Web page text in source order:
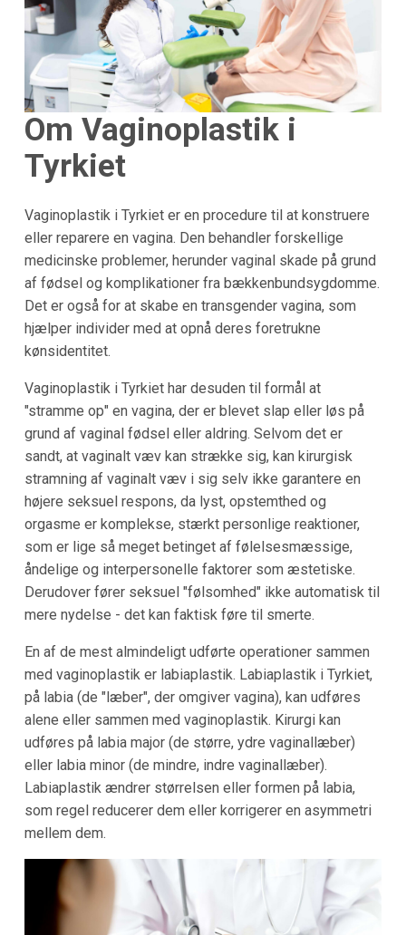
Om Vaginoplastik i
Tyrkiet
Vaginoplastik i Tyrkiet er en procedure til at konstruere
eller reparere en vagina. Den behandler forskellige
medicinske problemer, herunder vaginal skade på grund
af fødsel og komplikationer fra bækkenbundsygdomme.
Det er også for at skabe en transgender vagina, som
hjælper individer med at opnå deres foretrukne
kønsidentitet.
Vaginoplastik i Tyrkiet har desuden til formål at
"stramme op" en vagina, der er blevet slap eller løs på
grund af vaginal fødsel eller aldring. Selvom det er
sandt, at vaginalt væv kan strække sig, kan kirurgisk
stramning af vaginalt væv i sig selv ikke garantere en
højere seksuel respons, da lyst, opstemthed og
orgasme er komplekse, stærkt personlige reaktioner,
som er lige så meget betinget af følelsesmæssige,
åndelige og interpersonelle faktorer som æstetiske.
Derudover fører seksuel "følsomhed" ikke automatisk til
mere nydelse - det kan faktisk føre til smerte.
En af de mest almindeligt udførte operationer sammen
med vaginoplastik er labiaplastik. Labiaplastik i Tyrkiet,
på labia (de "læber", der omgiver vagina), kan udføres
alene eller sammen med vaginoplastik. Kirurgi kan
udføres på labia major (de større, ydre vaginallæber)
eller labia minor (de mindre, indre vaginallæber).
Labiaplastik ændrer størrelsen eller formen på labia,
som regel reducerer dem eller korrigerer en asymmetri
mellem dem.